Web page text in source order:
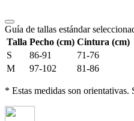
Guía de tallas estándar
Talla Pecho (cm) Cintura (cm)
S
86-91
71-76
M
97-102 81-86
* Estas medidas son orientativas.